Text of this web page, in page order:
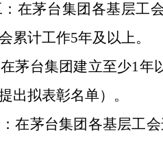
：在茅台集团各基层工
累计工作5年及以上。
在茅台集团建立至少1
出拟表彰名单）。
：在茅台集团各基层工